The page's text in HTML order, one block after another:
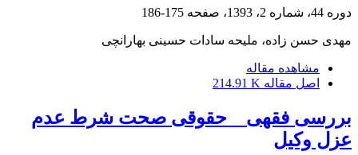
دوره 44، شماره 2، 1393، صفحه 175-186
مهدی حسن زاده، ملیحه سادات حسینی بهارانچی
مشاهده مقاله
اصل مقاله 214.91 K
بررسی فقهی _ حقوقی صحت شرط عدم
عزل وکیل